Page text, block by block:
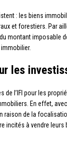
: les biens
et forestiers. Par
montant imposable
les
de l’IFI pour les
En effet,
raison de la
incités à vendre